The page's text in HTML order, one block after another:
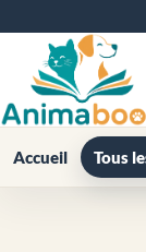
Accueil Tous